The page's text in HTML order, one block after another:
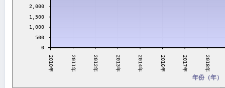
0
500
1,000
1,500
2,000
2010年 2011年 2012年 2013年 2014年 2016年 2017年 2018年
年份（年）